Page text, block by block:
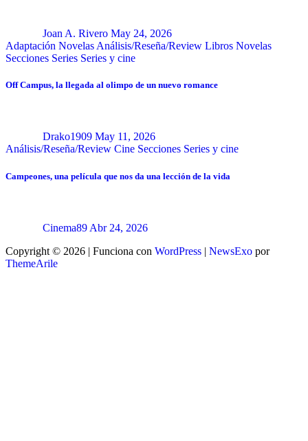
Joan A. Rivero May 24, 2026
Adaptación Novelas Análisis/Reseña/Review Libros Novelas
Secciones Series Series y cine
Off Campus, la llegada al olimpo de un nuevo romance
Drako1909 May 11, 2026
Análisis/Reseña/Review Cine Secciones Series y cine
Campeones, una película que nos da una lección de la vida
Cinema89 Abr 24, 2026
Copyright © 2026 | Funciona con WordPress | NewsExo por
ThemeArile